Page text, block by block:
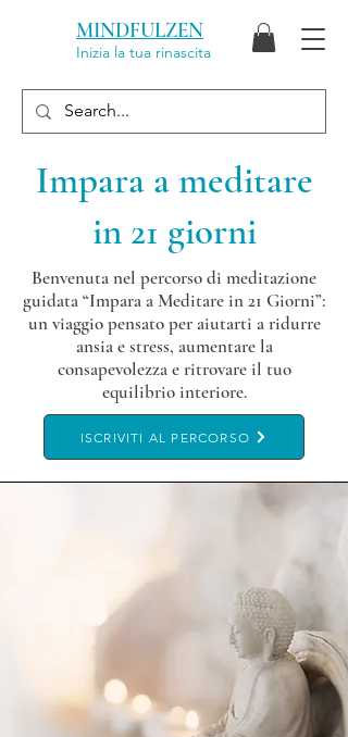
MINDFULZEN
Inizia la tua rinascita
Impara a meditare
in 21 giorni
Benvenuta nel percorso di meditazione
guidata “Impara a Meditare in 21 Giorni”:
un viaggio pensato per aiutarti a ridurre
ansia e stress, aumentare la
consapevolezza e ritrovare il tuo
equilibrio interiore.
ISCRIVITI AL PERCORSO